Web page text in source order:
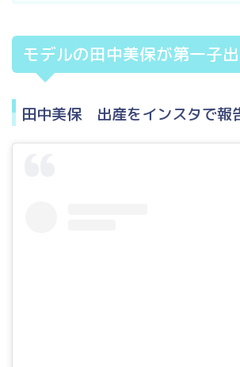
モデルの田中美保が第一子
田中美保 出産をインスタで報